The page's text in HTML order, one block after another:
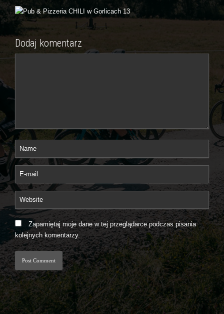
Dodaj komentarz
Zapamiętaj moje dane w tej przeglądarce podczas pisania
kolejnych komentarzy.